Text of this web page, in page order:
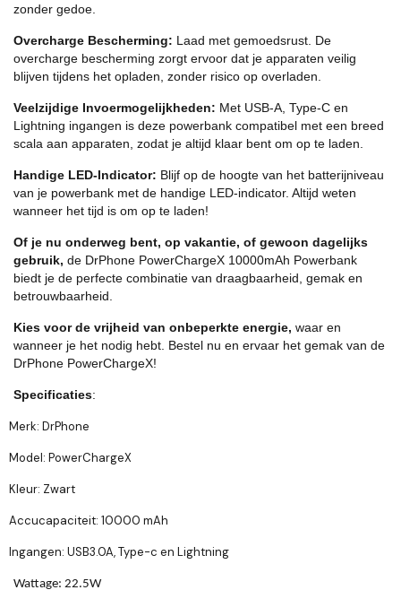
zonder gedoe.
Overcharge Bescherming: Laad met gemoedsrust. De
overcharge bescherming zorgt ervoor dat je apparaten veilig
blijven tijdens het opladen, zonder risico op overladen.
Veelzijdige Invoermogelijkheden: Met USB-A, Type-C en
Lightning ingangen is deze powerbank compatibel met een breed
scala aan apparaten, zodat je altijd klaar bent om op te laden.
Handige LED-Indicator: Blijf op de hoogte van het batterijniveau
van je powerbank met de handige LED-indicator. Altijd weten
wanneer het tijd is om op te laden!
Of je nu onderweg bent, op vakantie, of gewoon dagelijks
gebruik, de DrPhone PowerChargeX 10000mAh Powerbank
biedt je de perfecte combinatie van draagbaarheid, gemak en
betrouwbaarheid.
Kies voor de vrijheid van onbeperkte energie, waar en
wanneer je het nodig hebt. Bestel nu en ervaar het gemak van de
DrPhone PowerChargeX!
Specificaties:
Merk: DrPhone
Model: PowerChargeX
Kleur: Zwart
Accucapaciteit: 10000 mAh
Ingangen: USB3.0A, Type-c en Lightning
Wattage: 22.5W